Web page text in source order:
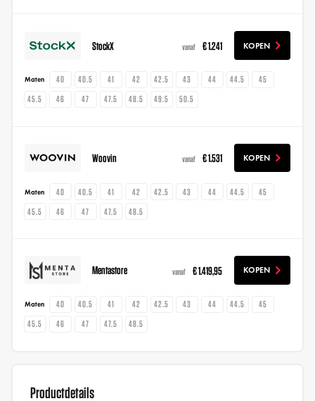
StockX vanaf € 1.241 KOPEN
Maten 40 40.5 41 42 42.5 43 44 44.5
45
45.5
46 47 47.5 48.5 49.5 50.5
Woovin vanaf € 1.531 KOPEN
Maten 40 40.5 41 42 42.5 43 44 44.5
45
45.5
46 47 47.5 48.5
Mentastore vanaf € 1.419,95 KOPEN
Maten 40 40.5 41 42 42.5 43 44 44.5
45
45.5
46 47 47.5 48.5
Productdetails